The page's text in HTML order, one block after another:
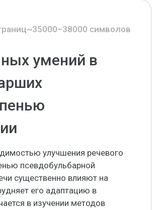
~35000–38000 символов
умений в
улучшения речевого
псевдобульбарной
существенно влияют на
его адаптацию в
в изучении методов